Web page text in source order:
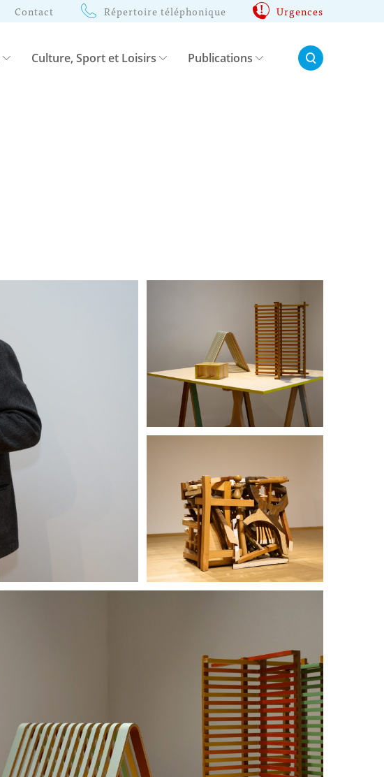
Contact Répertoire téléphonique Urgences
Culture, Sport et Loisirs Publications Rechercher: